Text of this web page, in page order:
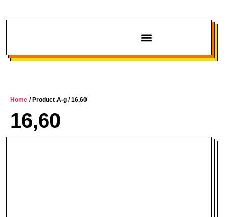
Home / Product A-g / 16,60
16,60